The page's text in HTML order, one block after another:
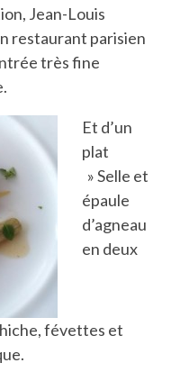
Jean-Louis
restaurant parisien
très fine
Et d’un
plat
» Selle et
épaule
d’agneau
en deux
févettes et